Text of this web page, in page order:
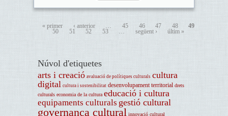
« primer ‹ anterior … 45 46 47 48
49
50
51 52 53 … següent › últim »
Núvol d'etiquetes
arts i creació avaluació de polítiques culturals cultura
digital cultura i sostenibilitat desenvolupament territorial drets
culturals economia de la cultura educació i cultura
equipaments culturals gestió cultural
governança cultural innovació cultural